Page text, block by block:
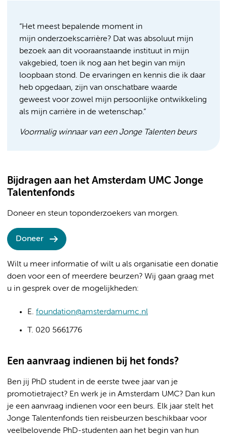
“Het meest bepalende moment in
mijn onderzoekscarrière? Dat was absoluut mijn
bezoek aan dit vooraanstaande instituut in mijn
vakgebied, toen ik nog aan het begin van mijn
loopbaan stond. De ervaringen en kennis die ik daar
heb opgedaan, zijn van onschatbare waarde
geweest voor zowel mijn persoonlijke ontwikkeling
als mijn carrière in de wetenschap.”
Voormalig winnaar van een Jonge Talenten beurs
Bijdragen aan het Amsterdam UMC Jonge
Talentenfonds
Doneer en steun toponderzoekers van morgen.
Doneer
Wilt u meer informatie of wilt u als organisatie een donatie
doen voor een of meerdere beurzen? Wij gaan graag met
u in gesprek over de mogelijkheden:
E. foundation@amsterdamumc.nl
T. 020 5661776
Een aanvraag indienen bij het fonds?
Ben jij PhD student in de eerste twee jaar van je
promotietraject? En werk je in Amsterdam UMC? Dan kun
je een aanvraag indienen voor een beurs. Elk jaar stelt het
Jonge Talentenfonds tien reisbeurzen beschikbaar voor
veelbelovende PhD-studenten aan het begin van hun